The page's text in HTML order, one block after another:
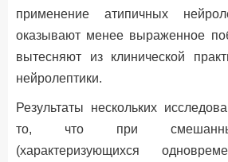
применение атипичных
оказывают менее выраженное
вытесняют из клинической
нейролептики.
Результаты нескольких
то, что при
(характеризующихся